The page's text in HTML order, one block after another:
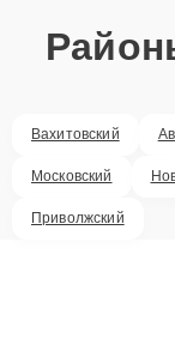
Вахитовский
Московский
Приволжский